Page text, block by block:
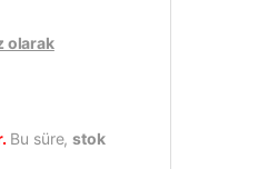
olarak
Bu süre,stok